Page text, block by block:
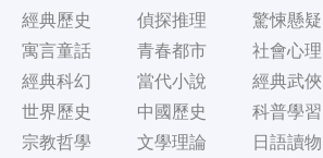
經典歷史
偵探推理 驚悚懸疑
寓言童話
青春都市 社會心理
經典科幻
當代小說 經典武俠
世界歷史
中國歷史 科普學習
宗教哲學
文學理論 日語讀物